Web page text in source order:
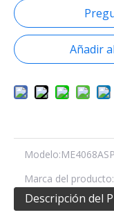
Añadir
Modelo:
Marca del producto:
Descripción del